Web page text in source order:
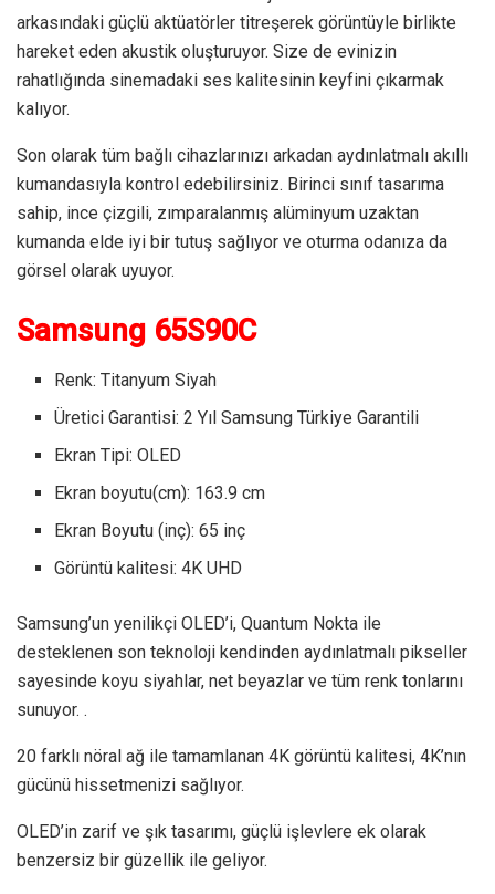
arkasındaki güçlü aktüatörler titreşerek görüntüyle birlikte
hareket eden akustik oluşturuyor. Size de evinizin
rahatlığında sinemadaki ses kalitesinin keyfini çıkarmak
kalıyor.
Son olarak tüm bağlı cihazlarınızı arkadan aydınlatmalı akıllı
kumandasıyla kontrol edebilirsiniz. Birinci sınıf tasarıma
sahip, ince çizgili, zımparalanmış alüminyum uzaktan
kumanda elde iyi bir tutuş sağlıyor ve oturma odanıza da
görsel olarak uyuyor.
Samsung 65S90C
Renk: Titanyum Siyah
Üretici Garantisi: 2 Yıl Samsung Türkiye Garantili
Ekran Tipi: OLED
Ekran boyutu(cm): 163.9 cm
Ekran Boyutu (inç): 65 inç
Görüntü kalitesi: 4K UHD
Samsung’un yenilikçi OLED’i, Quantum Nokta ile
desteklenen son teknoloji kendinden aydınlatmalı pikseller
sayesinde koyu siyahlar, net beyazlar ve tüm renk tonlarını
sunuyor. .
20 farklı nöral ağ ile tamamlanan 4K görüntü kalitesi, 4K’nın
gücünü hissetmenizi sağlıyor.
OLED’in zarif ve şık tasarımı, güçlü işlevlere ek olarak
benzersiz bir güzellik ile geliyor.